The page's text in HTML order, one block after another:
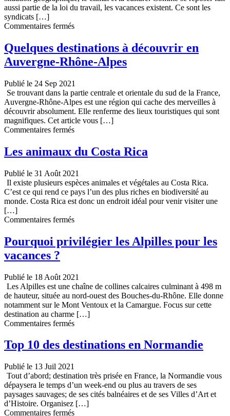
aussi partie de la loi du travail, les vacances existent. Ce sont les
syndicats […]
Commentaires ferméssur
des
vacances
scolaires
Quelques destinations à découvrir en
Auvergne-Rhône-Alpes
Publié le 24 Sep 2021
Se trouvant dans la partie centrale et orientale du sud de la France,
Auvergne-Rhône-Alpes est une région qui cache des merveilles à
découvrir absolument. Elle renferme des lieux touristiques qui sont
magnifiques. Cet article vous […]
Commentaires ferméssur
destinations
à
en
Auvergne-
Rhône-
Alpes
Les animaux du Costa Rica
Publié le 31 Août 2021
Il existe plusieurs espèces animales et végétales au Costa Rica.
C’est ce qui rend ce pays l’un des plus riches en biodiversité au
monde. Costa Rica est donc un endroit idéal pour venir visiter une
[…]
Commentaires ferméssur
animaux
du
Pourquoi privilégier les Alpilles pour les
vacances ?
Publié le 18 Août 2021
Les Alpilles est une chaîne de collines calcaires culminant à 498 m
de hauteur, située au nord-ouest des Bouches-du-Rhône. Elle donne
notamment sur le Mont Ventoux et la Camargue. Focus sur cette
destination au charme […]
Commentaires ferméssur
privilégier
les
les
vacances
?
Top 10 des destinations en Normandie
Publié le 13 Juil 2021
Tout d’abord; destination très prisée en France, la Normandie vous
dépaysera le temps d’un week-end ou plus au travers de ses
paysages sauvages; de ses cités balnéaires et de ses Villes d’Art et
d’Histoire. Organisez […]
Commentaires ferméssur